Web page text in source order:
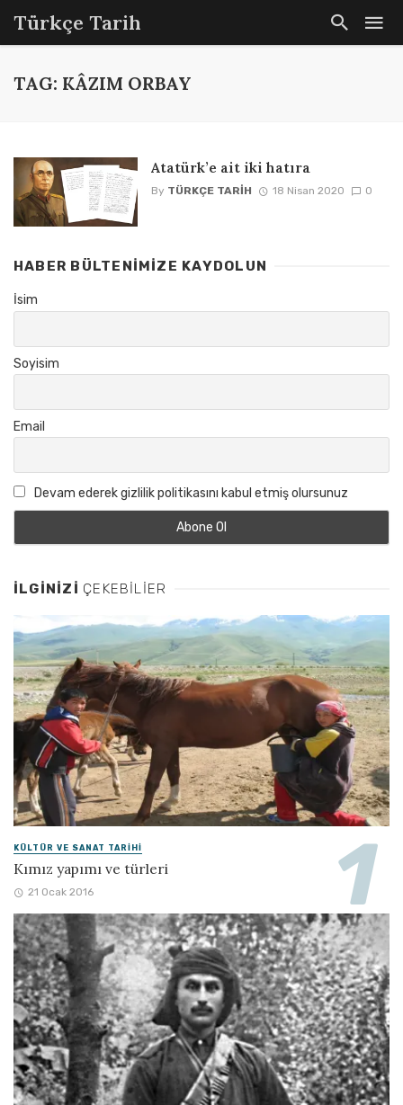
Türkçe Tarih
TAG: KÂZIM ORBAY
Atatürk’e ait iki hatıra
By TÜRKÇE TARIH 18 Nisan 2020 0
HABER BÜLTENIMIZE KAYDOLUN
İsim
Soyisim
Email
Devam ederek gizlilik politikasını kabul etmiş olursunuz
İLGINIZI ÇEKEBILIER
KÜLTÜR VE SANAT TARIHI
Kımız yapımı ve türleri
21 Ocak 2016